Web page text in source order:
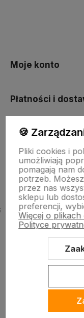
Moje konto
Płatności i
Informacje
O firmie
;
Sklep internetowy
🍪
Pliki cookies i
umożliwiają
pomagają nam
potrzeb.
przez nas
sklepu lub
preferencji,
Więcej o
Polityce